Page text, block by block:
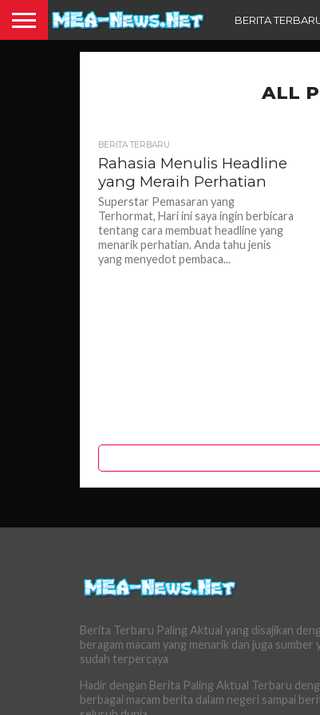
BERITA
ALL
BERITA TERBARU
Rahasia Menulis Headline
yang Meraih Perhatian
Superstar Pemasaran yang
Terhormat, Hari ini saya ingin berbicara
tentang cara membuat headline yang
menarik perhatian. Anda tahu jenis
yang menyedot pembaca...
Berita Terbaru Paling Aktual yang disajikan
beragam macam yang menarik dan juga sumber
sudah terpercaya
Hadir dengan Berita Paling Aktual Terbaru
berbagai macam berita dalam negeri sampai